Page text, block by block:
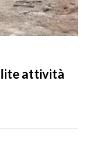
attività